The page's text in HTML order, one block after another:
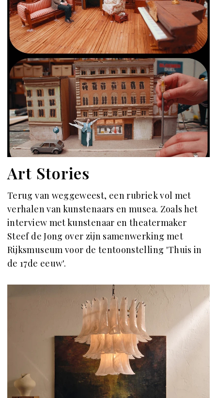
Art Stories
Terug van weggeweest, een rubriek vol met
verhalen van kunstenaars en musea. Zoals het
interview met kunstenaar en theatermaker
Steef de Jong over zijn samenwerking met
Rijksmuseum voor de tentoonstelling 'Thuis in
de 17de eeuw'.